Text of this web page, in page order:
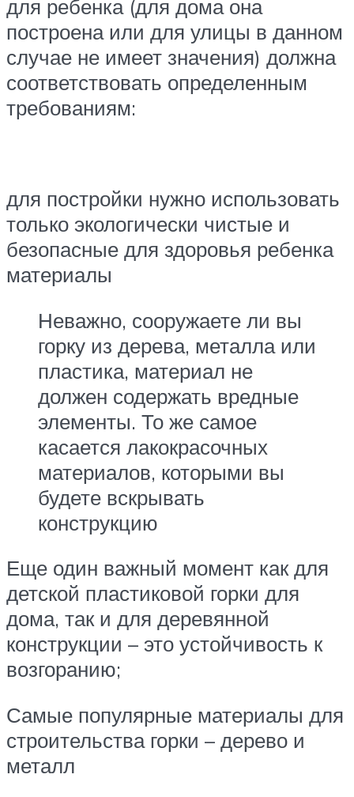
для ребенка (для дома она
построена или для улицы в данном
случае не имеет значения) должна
соответствовать определенным
требованиям:
для постройки нужно использовать
только экологически чистые и
безопасные для здоровья ребенка
материалы
Неважно, сооружаете ли вы
горку из дерева, металла или
пластика, материал не
должен содержать вредные
элементы. То же самое
касается лакокрасочных
материалов, которыми вы
будете вскрывать
конструкцию
Еще один важный момент как для
детской пластиковой горки для
дома, так и для деревянной
конструкции – это устойчивость к
возгоранию;
Самые популярные материалы для
строительства горки – дерево и
металл